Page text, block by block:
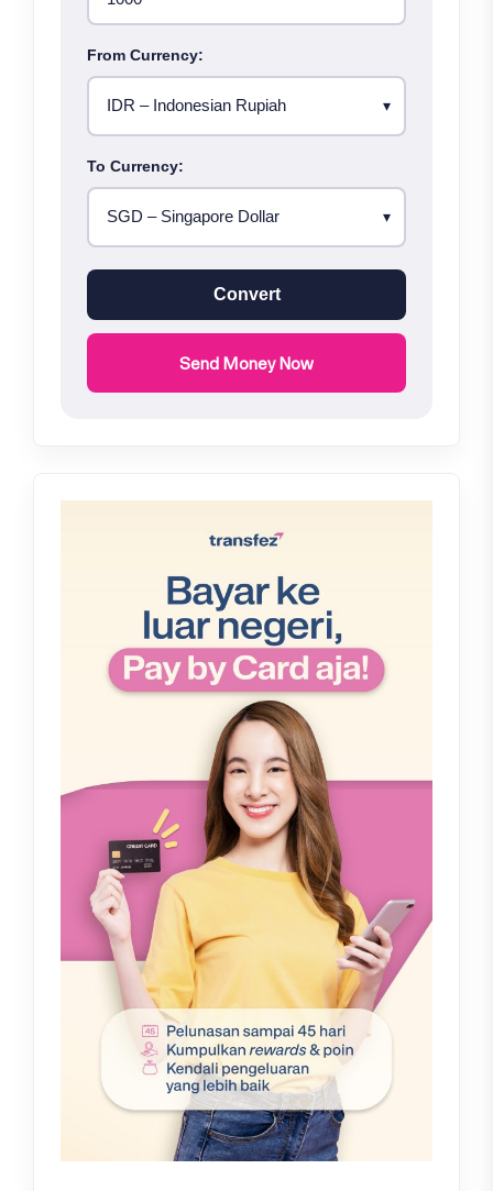
From Currency:
To Currency:
Convert
Send Money Now